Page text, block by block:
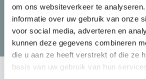
om ons websiteverkeer te
informatie over uw gebruik van onze
voor social media, adverteren en
kunnen deze gegevens combineren
die u aan ze heeft verstrekt of die ze
basis van uw gebruik van hun
Locatie
DE TOEKOMST IS